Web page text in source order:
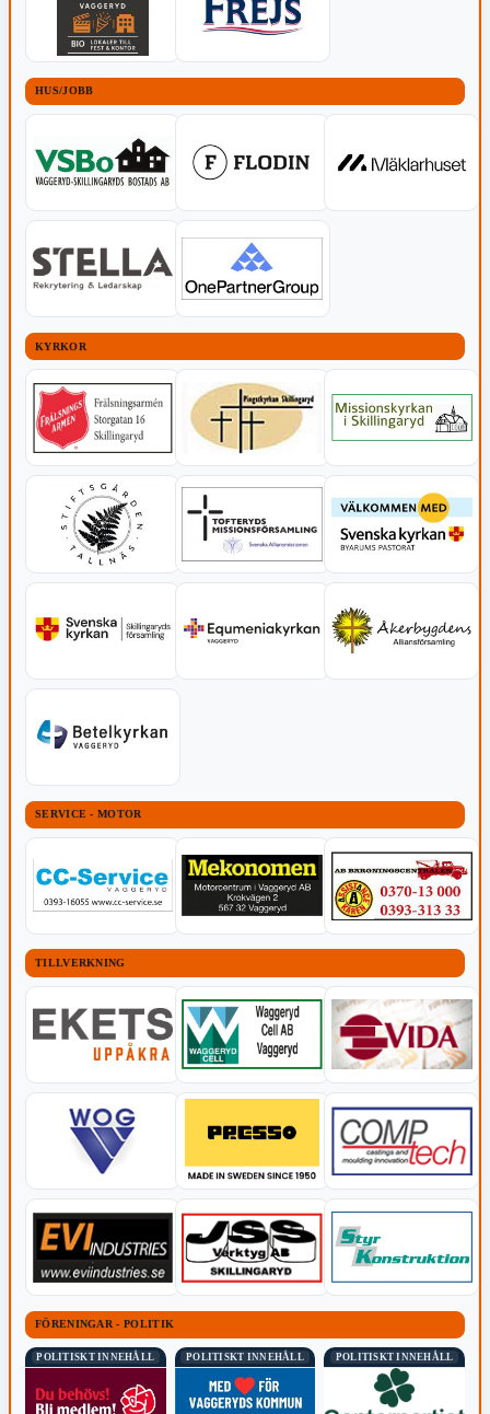
HUS/JOBB
KYRKOR
SERVICE - MOTOR
TILLVERKNING
FÖRENINGAR - POLITIK
POLITISKT INNEHÅLL POLITISKT INNEHÅLL POLITISKT INNEHÅLL